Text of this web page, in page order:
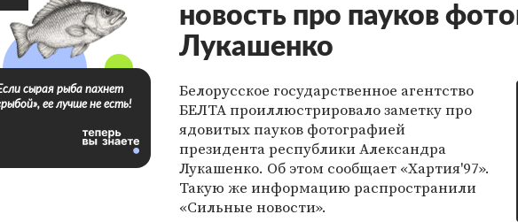
новость про пауков
Лукашенко
Белорусское государственное агентство
БЕЛТА проиллюстрировало заметку про
ядовитых пауков фотографией
президента республики Александра
Лукашенко. Об этом сообщает «Хартия'97».
Такую же информацию распространили
«Сильные новости».
сырая рыба пахнет
ее лучше не есть!